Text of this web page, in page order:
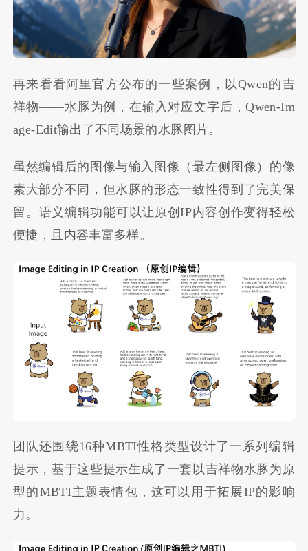
再来看看阿里官方公布的一些案例，以Qwen的吉
祥物——水豚为例，在输入对应文字后，Qwen-Im
age-Edit输出了不同场景的水豚图片。
虽然编辑后的图像与输入图像（最左侧图像）的像
素大部分不同，但水豚的形态一致性得到了完美保
留。语义编辑功能可以让原创IP内容创作变得轻松
便捷，且内容丰富多样。
团队还围绕16种MBTI性格类型设计了一系列编辑
提示，基于这些提示生成了一套以吉祥物水豚为原
型的MBTI主题表情包，这可以用于拓展IP的影响
力。